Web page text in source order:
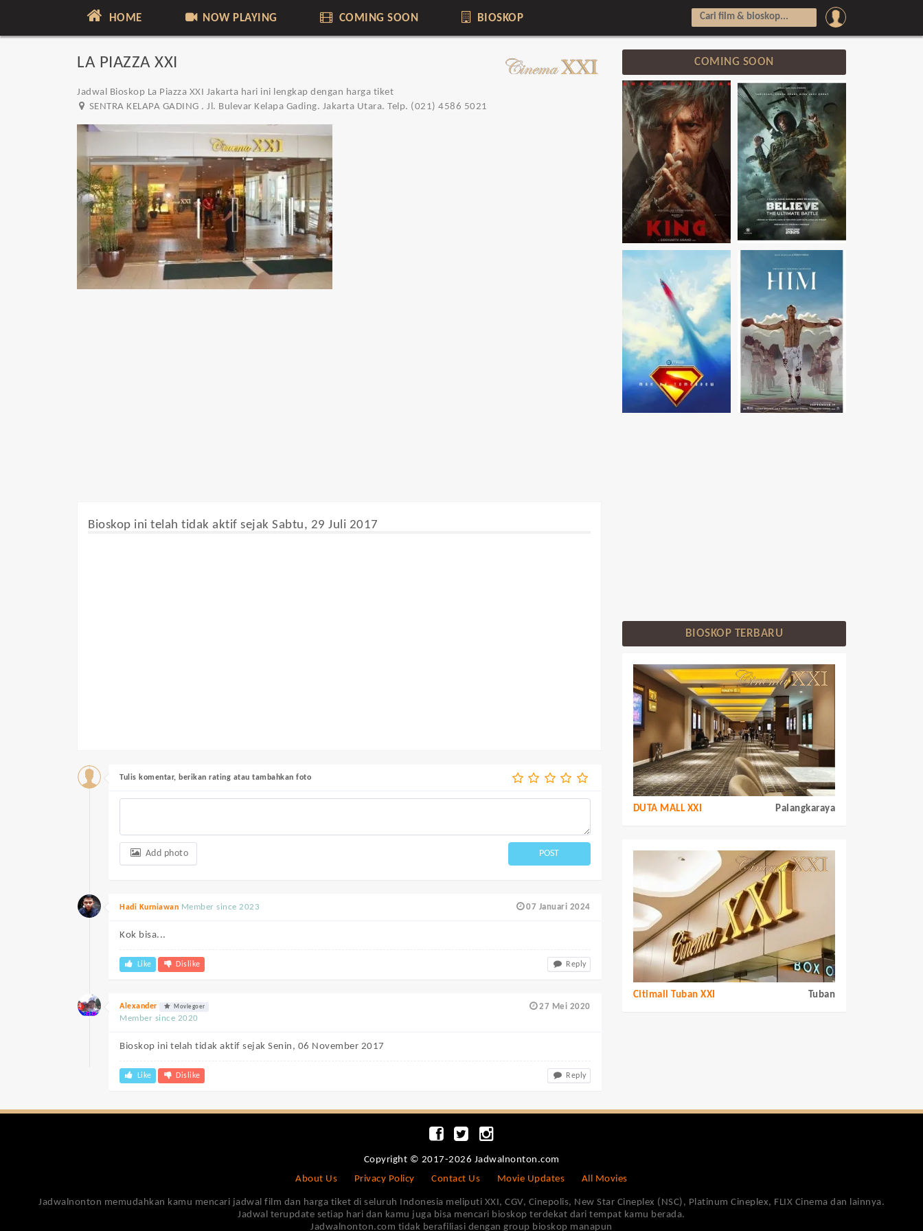
HOME NOW PLAYING COMING SOON BIOSKOP
LA PIAZZA XXI
Jadwal Bioskop La Piazza XXI Jakarta hari ini lengkap dengan harga tiket
SENTRA KELAPA GADING . Jl. Bulevar Kelapa Gading. Jakarta Utara. Telp. (021) 4586 5021
Bioskop ini telah tidak aktif sejak Sabtu, 29 Juli 2017
Tulis komentar, berikan rating atau tambahkan foto
Add photo POST
07 Januari 2024
Hadi Kurniawan Member since 2023
Kok bisa...
Like Dislike Reply
27 Mei 2020
Alexander Moviegoer
Member since 2020
Bioskop ini telah tidak aktif sejak Senin, 06 November 2017
Like Dislike Reply
COMING SOON
BIOSKOP TERBARU
DUTA MALL XXI Palangkaraya
Citimall Tuban XXI Tuban
Copyright © 2017-2026 Jadwalnonton.com
About Us
Privacy Policy Contact Us Movie Updates All Movies
Jadwalnonton memudahkan kamu mencari jadwal film dan harga tiket di seluruh Indonesia meliputi XXI, CGV, Cinepolis, New Star Cineplex (NSC), Platinum Cineplex, FLIX Cinema dan lainnya.
Jadwal terupdate setiap hari dan kamu juga bisa mencari bioskop terdekat dari tempat kamu berada.
Jadwalnonton.com tidak berafiliasi dengan group bioskop manapun